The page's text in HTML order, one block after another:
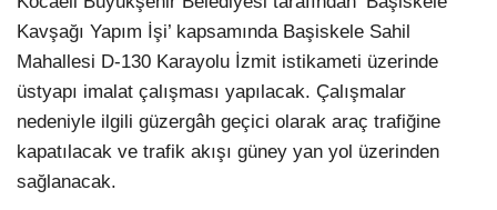
Kavşağı Yapım İşi’ kapsamında Başiskele Sahil
Mahallesi D-130 Karayolu İzmit istikameti üzerinde
üstyapı imalat çalışması yapılacak. Çalışmalar
nedeniyle ilgili güzergâh geçici olarak araç trafiğine
kapatılacak ve trafik akışı güney yan yol üzerinden
sağlanacak.